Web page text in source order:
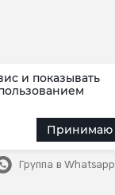
Наша группа
Канал в Telegram
Группа в Whatsapp
и показывать
Принимаю
Max